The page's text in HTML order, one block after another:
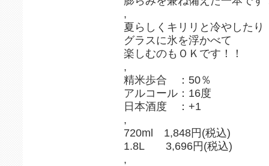
,
夏らしくキリリと冷やしたり
グラスに氷を浮かべて
楽しむのもＯＫです！！
,
精米歩合 ：50％
アルコール：16度
日本酒度 ：+1
,
720ml 1,848円(税込)
1.8L 3,696円(税込)
,